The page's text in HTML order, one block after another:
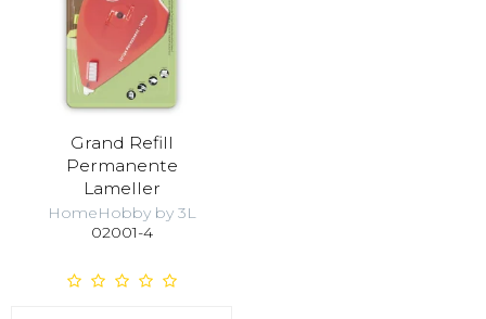
Grand Refill
Permanente
Lameller
HomeHobby by 3L
02001-4